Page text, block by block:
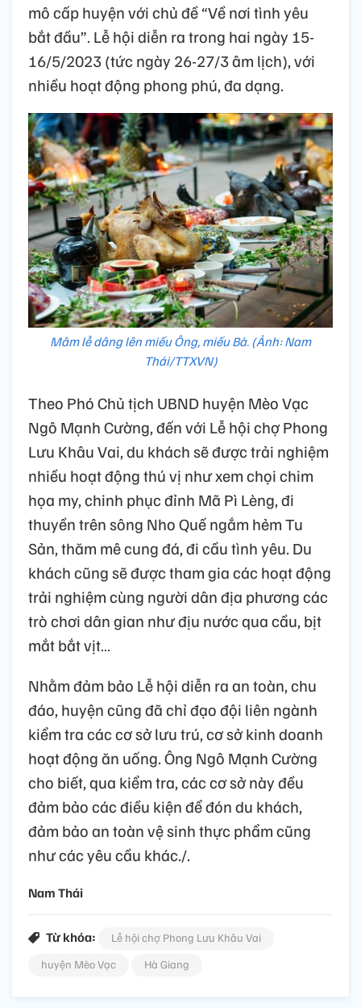
mô cấp huyện với chủ đề “Về nơi tình yêu
bắt đầu”. Lễ hội diễn ra trong hai ngày 15-
16/5/2023 (tức ngày 26-27/3 âm lịch), với
nhiều hoạt động phong phú, đa dạng.
Mâm lễ dâng lên miếu Ông, miếu Bà. (Ảnh: Nam
Thái/TTXVN)
Theo Phó Chủ tịch UBND huyện Mèo Vạc
Ngô Mạnh Cường, đến với Lễ hội chợ Phong
Lưu Khâu Vai, du khách sẽ được trải nghiệm
nhiều hoạt động thú vị như xem chọi chim
họa my, chinh phục đỉnh Mã Pì Lèng, đi
thuyền trên sông Nho Quế ngắm hẻm Tu
Sản, thăm mê cung đá, đi cầu tình yêu. Du
khách cũng sẽ được tham gia các hoạt động
trải nghiệm cùng người dân địa phương các
trò chơi dân gian như địu nước qua cầu, bịt
mắt bắt vịt…
Nhằm đảm bảo Lễ hội diễn ra an toàn, chu
đáo, huyện cũng đã chỉ đạo đội liên ngành
kiểm tra các cơ sở lưu trú, cơ sở kinh doanh
hoạt động ăn uống. Ông Ngô Mạnh Cường
cho biết, qua kiểm tra, các cơ sở này đều
đảm bảo các điều kiện để đón du khách,
đảm bảo an toàn vệ sinh thực phẩm cũng
như các yêu cầu khác./.
Nam Thái
Từ khóa:
Lễ hội chợ Phong Lưu Khâu Vai
huyện Mèo Vạc
Hà Giang